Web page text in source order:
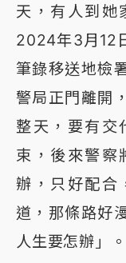
天，有人到她
2024年3月12
筆錄移送地檢
警局正門離開
整天，要有交
束，後來警察
辦，只好配合
道，那條路好
人生要怎辦」。